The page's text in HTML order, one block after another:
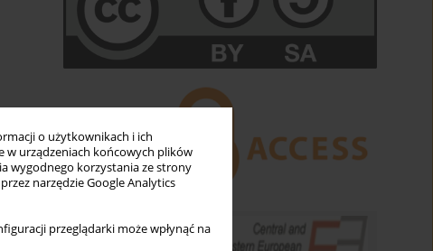
o użytkownikach i ich
w urządzeniach końcowych plików
wygodnego korzystania ze strony
narzędzie Google Analytics
przeglądarki może wpłynąć na